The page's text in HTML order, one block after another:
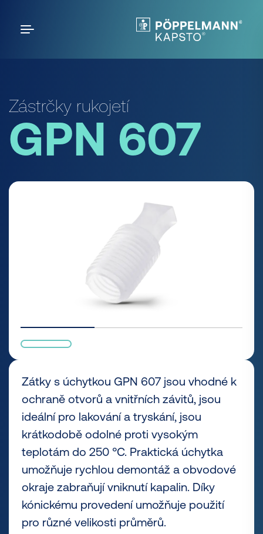
Zástrčky rukojetí
GPN 607
Zátky s úchytkou GPN 607 jsou vhodné k
ochraně otvorů a vnitřních závitů, jsou
ideální pro lakování a tryskání, jsou
krátkodobě odolné proti vysokým
teplotám do 250 °C. Praktická úchytka
umožňuje rychlou demontáž a obvodové
okraje zabraňují vniknutí kapalin. Díky
kónickému provedení umožňuje použití
pro různé velikosti průměrů.